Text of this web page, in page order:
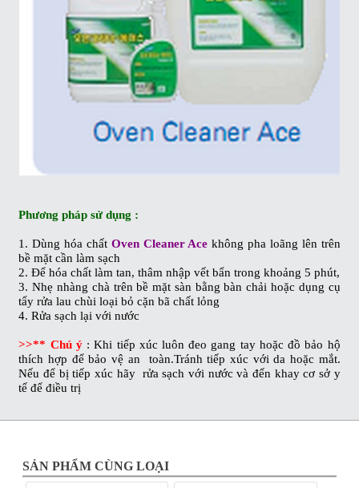
Phương pháp sử dụng :
1. Dùng hóa chất Oven Cleaner Ace không pha loãng lên trên
bề mặt cần làm sạch
2. Để hóa chất làm tan, thâm nhập vết bẩn trong khoảng 5 phút,
3. Nhẹ nhàng chà trên bề mặt sàn bằng bàn chải hoặc dụng cụ
tẩy rửa lau chùi loại bỏ cặn bã chất lỏng
4. Rửa sạch lại với nước
>>** Chú ý : Khi tiếp xúc luôn đeo gang tay hoặc đồ bảo hộ
thích hợp để bảo vệ an toàn.Tránh tiếp xúc với da hoặc mắt.
Nếu để bị tiếp xúc hãy rửa sạch với nước và đến khay cơ sở y
tế để điều trị
SẢN PHẨM CÙNG LOẠI